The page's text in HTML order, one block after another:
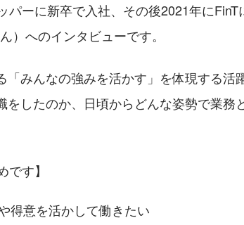
パーに新卒で入社、その後2021年にFinT
）へのインタビューです。
「みんなの強みを活かす」を体現する活
をしたのか、日頃からどんな姿勢で業務
です】
得意を活かして働きたい